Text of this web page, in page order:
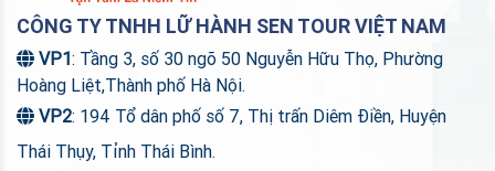
CÔNG TY TNHH LỮ HÀNH SEN TOUR VIỆT NAM
VP1: Tầng 3, số 30 ngõ 50 Nguyễn Hữu Thọ, Phường
Hoàng Liệt,Thành phố Hà Nội.
VP2: 194 Tổ dân phố số 7, Thị trấn Diêm Điền, Huyện
Thái Thụy, Tỉnh Thái Bình.